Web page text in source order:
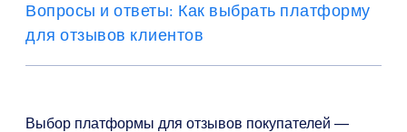
Вопросы и ответы: Как выбрать платформу
для отзывов клиентов
Выбор платформы для отзывов покупателей —